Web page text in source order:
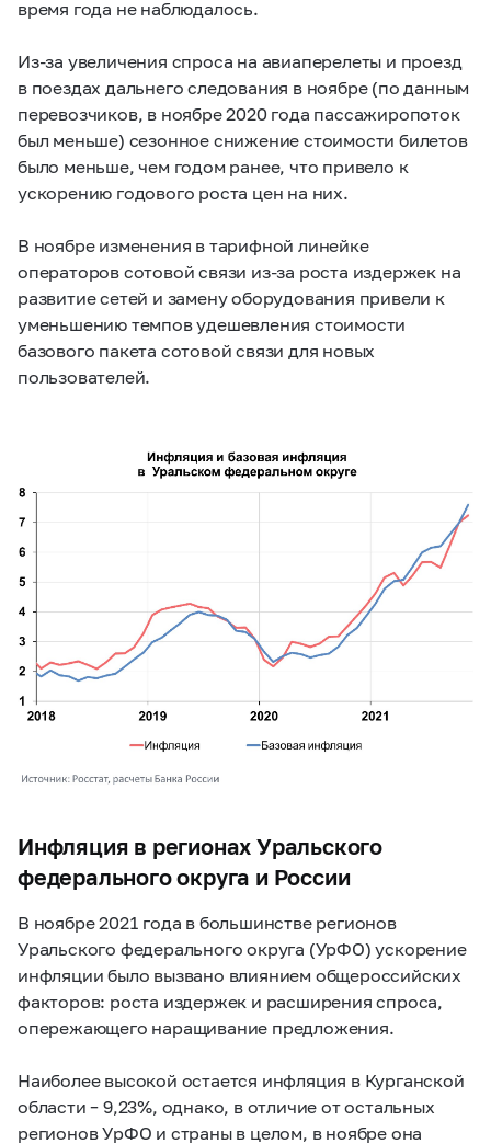
время года не наблюдалось.
Из-за увеличения спроса на авиаперелеты и проезд
в поездах дальнего следования в ноябре (по данным
перевозчиков, в ноябре 2020 года пассажиропоток
был меньше) сезонное снижение стоимости билетов
было меньше, чем годом ранее, что привело к
ускорению годового роста цен на них.
В ноябре изменения в тарифной линейке
операторов сотовой связи из-за роста издержек на
развитие сетей и замену оборудования привели к
уменьшению темпов удешевления стоимости
базового пакета сотовой связи для новых
пользователей.
Инфляция в регионах Уральского
федерального округа и России
В ноябре 2021 года в большинстве регионов
Уральского федерального округа (УрФО) ускорение
инфляции было вызвано влиянием общероссийских
факторов: роста издержек и расширения спроса,
опережающего наращивание предложения.
Наиболее высокой остается инфляция в Курганской
области – 9,23%, однако, в отличие от остальных
регионов УрФО и страны в целом, в ноябре она